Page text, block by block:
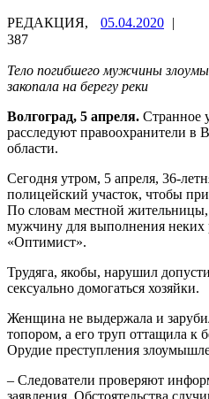
РЕДАКЦИЯ, 05.04.2020 |
387
Тело погибшего мужчины
закопала на берегу реки
Волгоград, 5 апреля. Странное
расследуют правоохранители в
области.
Сегодня утром, 5 апреля, 36-
полицейский участок, чтобы
По словам местной жительницы,
мужчину для выполнения неких
«Оптимист».
Трудяга, якобы, нарушил
сексуально домогаться хозяйки.
Женщина не выдержала и
топором, а его труп оттащила к
Орудие преступления
– Следователи проверяют
заявления. Обстоятельства